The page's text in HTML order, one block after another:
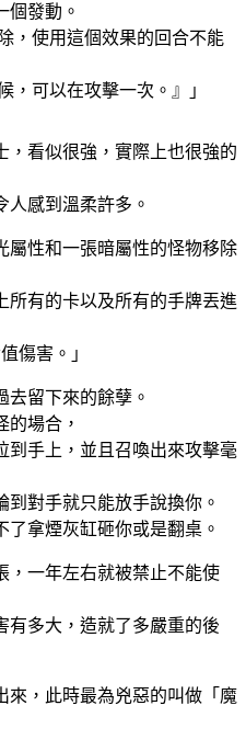
個發動。
，使用這個效果的回合不能
，可以在攻擊一次。』」
，看似很強，實際上也很強的
人感到溫柔許多。
屬性和一張暗屬性的怪物移除
所有的卡以及所有的手牌丟進
傷害。」
去留下來的餘孽。
的場合，
到手上，並且召喚出來攻擊毫
對手就只能放手說換你。
拿煙灰缸砸你或是翻桌。
，一年左右就被禁止不能使
有多大，造就了多嚴重的後
來，此時最為兇惡的叫做「魔